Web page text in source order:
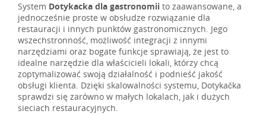
System Dotykacka dla gastronomii to zaawansowane, a
jednocześnie proste w obsłudze rozwiązanie dla
restauracji i innych punktów gastronomicznych. Jego
wszechstronność, możliwość integracji z innymi
narzędziami oraz bogate funkcje sprawiają, że jest to
idealne narzędzie dla właścicieli lokali, którzy chcą
zoptymalizować swoją działalność i podnieść jakość
obsługi klienta. Dzięki skalowalności systemu, Dotykačka
sprawdzi się zarówno w małych lokalach, jak i dużych
sieciach restauracyjnych.